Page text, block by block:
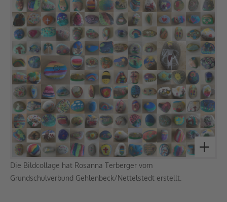
Die Bildcollage hat Rosanna Terberger vom
Grundschulverbund Gehlenbeck/Nettelstedt erstellt.